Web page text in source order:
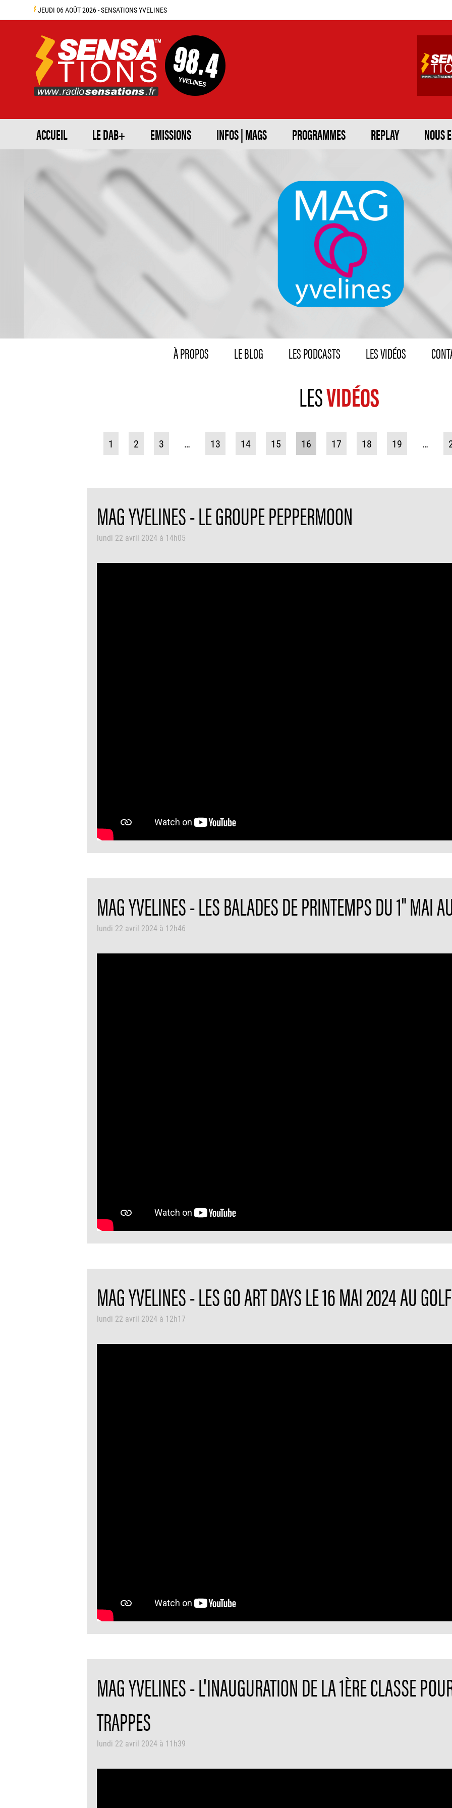
JEUDI 06 AOÛT 2026 - SENSATIONS YVELINES
ACCUEIL LE DAB+ EMISSIONS INFOS | MAGS PROGRAMMES REPLAY NOUS
À PROPOS LE BLOG LES PODCASTS LES VIDÉOS
LESVIDÉOS
1 2 3 … 13 14 15 16 17 18 19 …
MAG YVELINES - LE GROUPE PEPPERMOON
lundi 22 avril 2024 à 14h05
MAG YVELINES - LES BALADES DE PRINTEMPS DU 1" MAI
lundi 22 avril 2024 à 12h46
MAG YVELINES - LES GO ART DAYS LE 16 MAI 2024 AU
lundi 22 avril 2024 à 12h17
MAG YVELINES - L'INAUGURATION DE LA 1ÈRE CLASSE
TRAPPES
lundi 22 avril 2024 à 11h39